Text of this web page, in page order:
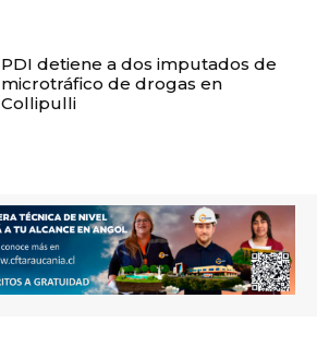
PDI detiene a dos imputados de
microtráfico de drogas en
Collipulli